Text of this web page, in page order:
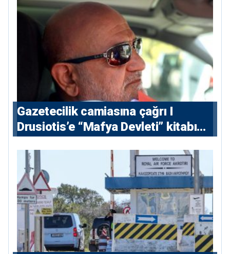
Gazetecilik camiasına çağrı I
⁠Drusiotis’e “Mafya Devleti” kitabı